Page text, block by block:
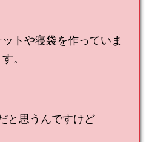
トや寝袋を作っていま
す。
と思うんですけど